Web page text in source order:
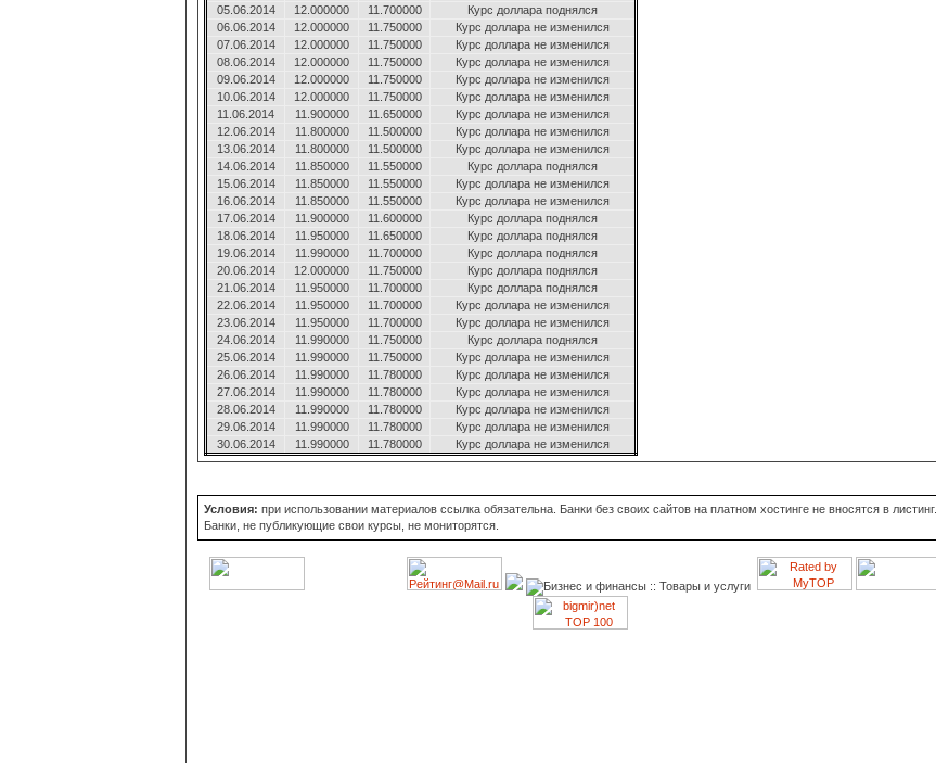
05.06.2014
12.000000 11.700000
Курс доллара поднялся
06.06.2014
12.000000 11.750000
Курс доллара не изменился
07.06.2014
12.000000 11.750000
Курс доллара не изменился
08.06.2014
12.000000 11.750000
Курс доллара не изменился
09.06.2014
12.000000 11.750000
Курс доллара не изменился
10.06.2014
12.000000 11.750000
Курс доллара не изменился
11.06.2014
11.900000 11.650000
Курс доллара не изменился
12.06.2014
11.800000 11.500000
Курс доллара не изменился
13.06.2014
11.800000 11.500000
Курс доллара не изменился
14.06.2014
11.850000 11.550000
Курс доллара поднялся
15.06.2014
11.850000 11.550000
Курс доллара не изменился
16.06.2014
11.850000 11.550000
Курс доллара не изменился
17.06.2014
11.900000 11.600000
Курс доллара поднялся
18.06.2014
11.950000 11.650000
Курс доллара поднялся
19.06.2014
11.990000 11.700000
Курс доллара поднялся
20.06.2014
12.000000 11.750000
Курс доллара поднялся
21.06.2014
11.950000 11.700000
Курс доллара поднялся
22.06.2014
11.950000 11.700000
Курс доллара не изменился
23.06.2014
11.950000 11.700000
Курс доллара не изменился
24.06.2014
11.990000 11.750000
Курс доллара поднялся
25.06.2014
11.990000 11.750000
Курс доллара не изменился
26.06.2014
11.990000 11.780000
Курс доллара не изменился
27.06.2014
11.990000 11.780000
Курс доллара не изменился
28.06.2014
11.990000 11.780000
Курс доллара не изменился
29.06.2014
11.990000 11.780000
Курс доллара не изменился
30.06.2014
11.990000 11.780000 Курс доллара не изменился
Условия: при использовании материалов ссылка обязательна. Банки без своих сайтов на платном хостинге не вносятся в листинг.
Банки, не публикующие свои курсы, не мониторятся.